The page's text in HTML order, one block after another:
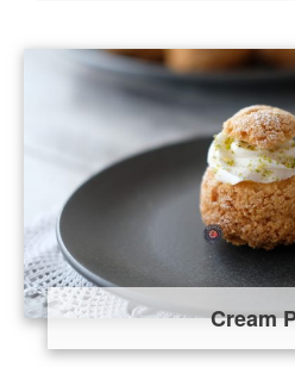
Cream